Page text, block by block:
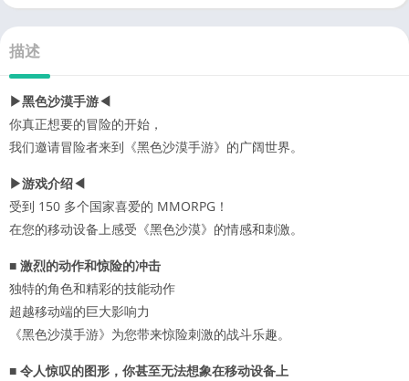
描述
▶黑色沙漠手游◀
你真正想要的冒险的开始，
我们邀请冒险者来到《黑色沙漠手游》的广阔世界。
▶游戏介绍◀
受到 150 多个国家喜爱的 MMORPG！
在您的移动设备上感受《黑色沙漠》的情感和刺激。
■ 激烈的动作和惊险的冲击
独特的角色和精彩的技能动作
超越移动端的巨大影响力
《黑色沙漠手游》为您带来惊险刺激的战斗乐趣。
■ 令人惊叹的图形，你甚至无法想象在移动设备上